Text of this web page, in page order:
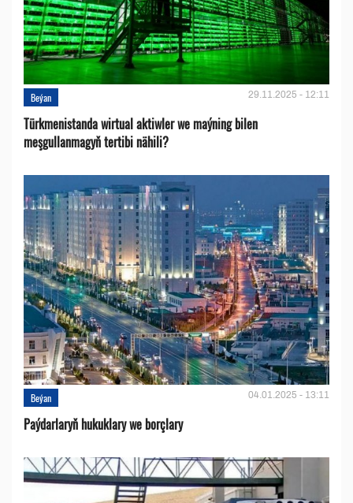
Beýan 29.11.2025 - 12:11
Türkmenistanda wirtual aktiwler we maýning bilen
meşgullanmagyň tertibi nähili?
Beýan 04.01.2025 - 13:11
Paýdarlaryň hukuklary we bоrçlary